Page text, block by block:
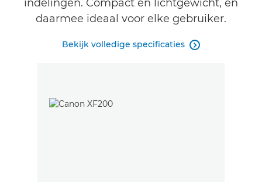
indelingen. Compact en lichtgewicht, en
daarmee ideaal voor elke gebruiker.
Bekijk volledige specificaties 